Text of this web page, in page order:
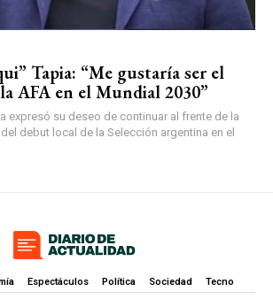
Tapia: “Me gustaría ser el
AFA en el Mundial 2030”
expresó su deseo de continuar al frente de la
debut local de la Selección argentina en el
Espectáculos Política Sociedad Tecno